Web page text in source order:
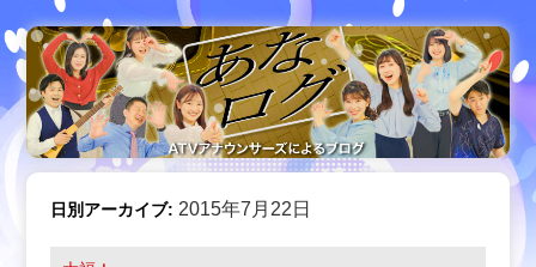
日別アーカイブ:2015年7月22日